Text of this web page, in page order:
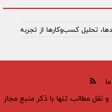
تحلیل کسب‌وکارها از تجربه
مطالب تنها با ذکر منبع مجاز